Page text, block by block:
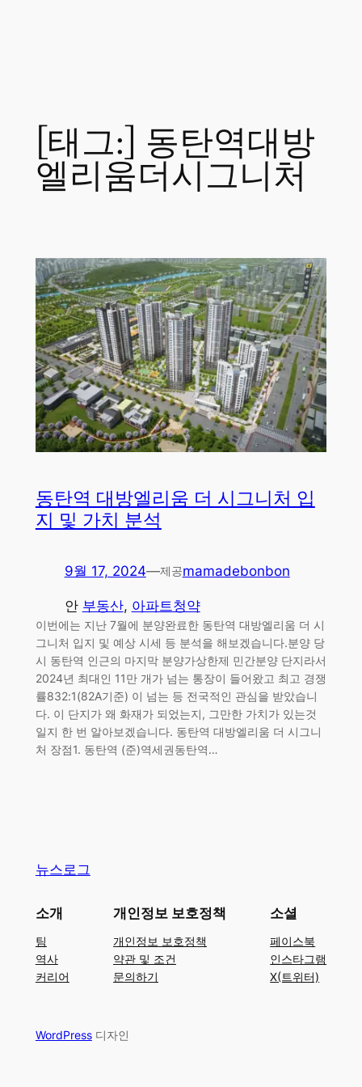
[태그:] 동탄역대방
엘리움더시그니처
동탄역 대방엘리움 더 시그니처 입
지 및 가치 분석
9월 17, 2024—제공mamadebonbon
안 부동산, 아파트청약
이번에는 지난 7월에 분양완료한 동탄역 대방엘리움 더 시
그니처 입지 및 예상 시세 등 분석을 해보겠습니다.분양 당
시 동탄역 인근의 마지막 분양가상한제 민간분양 단지라서
2024년 최대인 11만 개가 넘는 통장이 들어왔고 최고 경쟁
률832:1(82A기준) 이 넘는 등 전국적인 관심을 받았습니
다. 이 단지가 왜 화재가 되었는지, 그만한 가치가 있는것
일지 한 번 알아보겠습니다. 동탄역 대방엘리움 더 시그니
처 장점1. 동탄역 (준)역세권동탄역…
뉴스로그
소개
팀
역사
커리어
개인정보 보호정책
개인정보 보호정책
약관 및 조건
문의하기
소셜
페이스북
인스타그램
X(트위터)
WordPress디자인